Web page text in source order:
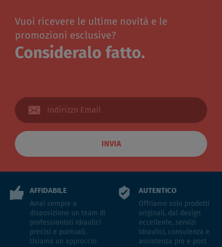
Vuoi ricevere le ultime novità e le
promozioni esclusive?
Consideralo fatto.
INVIA
AFFIDABILE
Avrai sempre a
disposizione un team di
professionisti idraulici
precisi e puntuali.
Usiamo un approccio
AUTENTICO
Offriamo solo prodotti
originali, dal design
eccellente, servizi
idraulici, consulenza e
assistenza pre e post